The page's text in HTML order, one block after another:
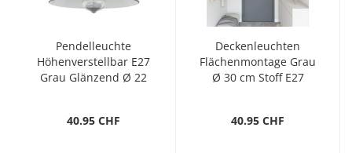
Pendelleuchte
Höhenverstellbar E27
Grau Glänzend Ø 22
40.95 CHF
Deckenleuchten
Flächenmontage Grau
Ø 30 cm Stoff E27
40.95 CHF